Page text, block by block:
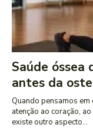
Saúde óssea
antes da
Quando pensamos
atenção ao coração,
existe outro aspecto...